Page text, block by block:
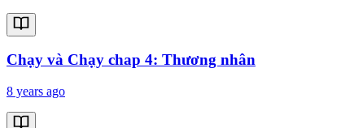
Chạy và Chạy chap 4: Thương nhân
8 years ago